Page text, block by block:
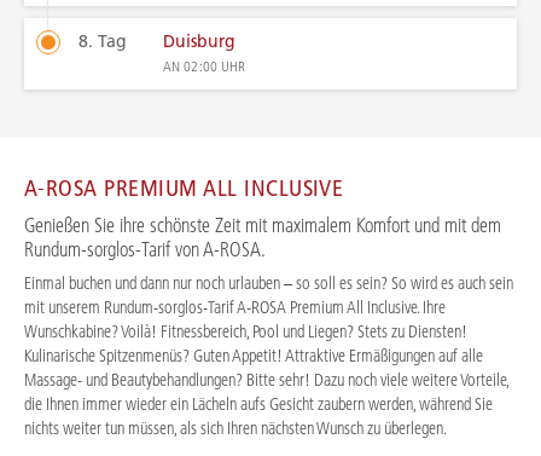
8. Tag Duisburg
AN02:00 UHR
A-ROSA PREMIUM ALL INCLUSIVE
Genießen Sie ihre schönste Zeit mit maximalem Komfort und mit dem
Rundum-sorglos-Tarif von A-ROSA.
Einmal buchen und dann nur noch urlauben – so soll es sein? So wird es auch sein
mit unserem Rundum-sorglos-Tarif A-ROSA Premium All Inclusive. Ihre
Wunschkabine? Voilà! Fitnessbereich, Pool und Liegen? Stets zu Diensten!
Kulinarische Spitzenmenüs? Guten Appetit! Attraktive Ermäßigungen auf alle
Massage- und Beautybehandlungen? Bitte sehr! Dazu noch viele weitere Vorteile,
die Ihnen immer wieder ein Lächeln aufs Gesicht zaubern werden, während Sie
nichts weiter tun müssen, als sich Ihren nächsten Wunsch zu überlegen.